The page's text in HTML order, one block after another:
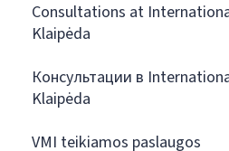
Consultations at
Klaipėda
Консультации в
Klaipėda
VMI teikiamos paslaugos